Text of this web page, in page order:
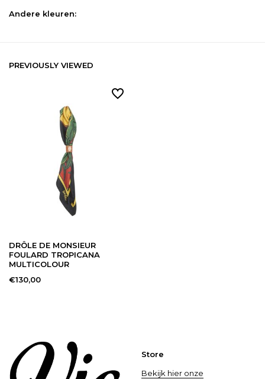
Andere kleuren:
PREVIOUSLY VIEWED
DRÔLE DE MONSIEUR
FOULARD TROPICANA
MULTICOLOUR
€130,00
Store
Bekijk hier onze